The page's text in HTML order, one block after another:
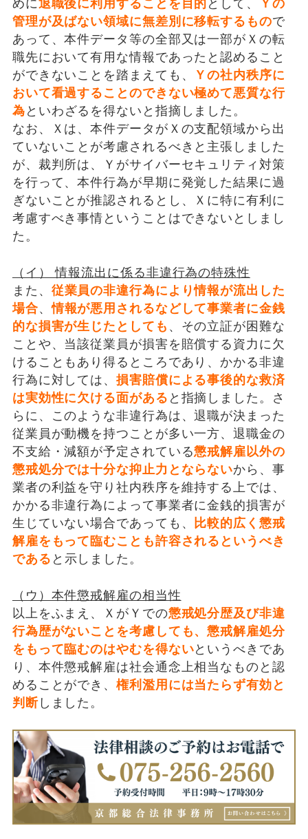
めに退職後に利用することを目的 として、
Ｙの
管理が及ばない領域に無差別に移転するもので
あって、本件データ等の全部又は一部がＸの転
職先において有用な情報であったと認めること
ができないことを踏まえても、
Ｙの社内秩序に
おいて看過することのできない極めて悪質な行
為 といわざるを得ないと指摘しました。
なお、Ｘは、本件データがＸの支配領域から出
ていないことが考慮されるべきと主張しました
が、裁判所は、Ｙがサイバーセキュリティ対策
を行って、本件行為が早期に発覚した結果に過
ぎないことが推認されるとし、Ｘに特に有利に
考慮すべき事情ということはできないとしまし
た。
（イ） 情報流出に係る非違行為の特殊性
また、 従業員の非違行為により情報が流出した
場合、情報が悪用されるなどして事業者に金銭
的な損害が生じたとしても 、その立証が困難な
ことや、当該従業員が損害を賠償する資力に欠
けることもあり得るところであり、かかる非違
行為に対しては、損害賠償による事後的な救済
は実効性に欠ける面がある と指摘しました。さ
らに、このような非違行為は、退職が決まった
従業員が動機を持つことが多い一方、退職金の
不支給・減額が予定されている懲戒解雇以外の
懲戒処分では十分な抑止力とならないから、事
業者の利益を守り社内秩序を維持する上では、
かかる非違行為によって事業者に金銭的損害が
生じていない場合であっても、
比較的広く懲戒
解雇をもって臨むことも許容されるというべき
である と示しました。
（ウ）本件懲戒解雇の相当性
以上をふまえ、ＸがＹでの懲戒処分歴及び非違
行為歴がないことを考慮しても、懲戒解雇処分
をもって臨むのはやむを得ないというべきであ
り、本件懲戒解雇は社会通念上相当なものと認
めることができ、権利濫用には当たらず有効と
判断しました。